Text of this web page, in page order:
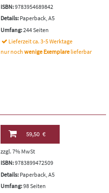
ISBN:9783954689842
Details: Paperback, A5
Umfang:244 Seiten
Lieferzeit ca. 3-5 Werktage
nur nochwenige Exemplare lieferbar
59,50 €
zzgl. 7% MwSt
ISBN:9783899472509
Details: Paperback, A5
Umfang:98 Seiten